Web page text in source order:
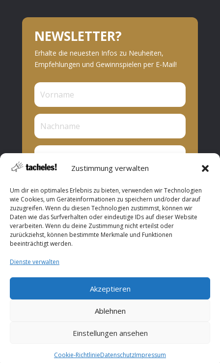
Zustimmung verwalten
Um dir ein optimales Erlebnis zu bieten, verwenden wir Technologien
wie Cookies, um Geräteinformationen zu speichern und/oder darauf
zuzugreifen. Wenn du diesen Technologien zustimmst, können wir
Daten wie das Surfverhalten oder eindeutige IDs auf dieser Website
verarbeiten. Wenn du deine Zustimmung nicht erteilst oder
zurückziehst, können bestimmte Merkmale und Funktionen
beeinträchtigt werden.
Dienste verwalten
Akzeptieren
Ablehnen
Einstellungen ansehen
Cookie-RichtlinieDatenschutzImpressum
NEWSLETTER?
Erhalte die neuesten Infos zu Neuheiten,
Empfehlungen und Gewinnspielen per E-Mail!
Privat
Presse
Abonnieren
Copyright © 2026 ROOF Music. All Rights Reserved.